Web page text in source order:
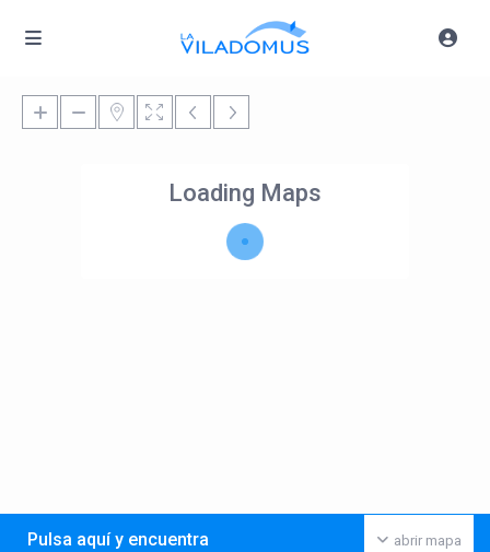
Loading Maps
abrir mapa
Pulsa aquí y encuentra